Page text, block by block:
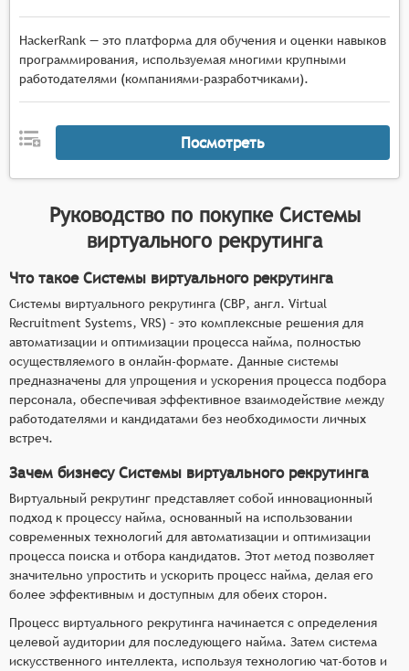
HackerRank — это платформа для обучения и оценки навыков
программирования, используемая многими крупными
работодателями (компаниями-разработчиками).
Посмотреть
Руководство по покупке Системы
виртуального рекрутинга
Что такое Системы виртуального рекрутинга
Системы виртуального рекрутинга (СВР, англ. Virtual
Recruitment Systems, VRS) – это комплексные решения для
автоматизации и оптимизации процесса найма, полностью
осуществляемого в онлайн-формате. Данные системы
предназначены для упрощения и ускорения процесса подбора
персонала, обеспечивая эффективное взаимодействие между
работодателями и кандидатами без необходимости личных
встреч.
Зачем бизнесу Системы виртуального рекрутинга
Виртуальный рекрутинг представляет собой инновационный
подход к процессу найма, основанный на использовании
современных технологий для автоматизации и оптимизации
процесса поиска и отбора кандидатов. Этот метод позволяет
значительно упростить и ускорить процесс найма, делая его
более эффективным и доступным для обеих сторон.
Процесс виртуального рекрутинга начинается с определения
целевой аудитории для последующего найма. Затем система
искусственного интеллекта, используя технологию чат-ботов и